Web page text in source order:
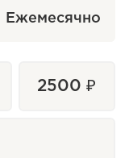
Ежемесячно
2500 ₽